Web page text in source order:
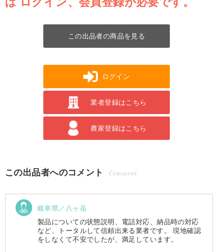
この出品者の商品を見る
ログイン
業者登録はこちら
農家登録はこちら
この出品者へのコメント Comment
岐阜県／八ヶ岳
製品についての状態説明、電話対応、納品時の対応
など、トータルして信頼出来る業者です。 現地確認
をしなくて不安でしたが、満足しています。